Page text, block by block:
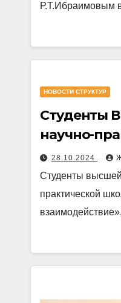
Р.Т.Ибраимовым
НОВОСТИ СТРУКТУР
Студенты
научно-
28.10.2024
Студенты высшей
практической